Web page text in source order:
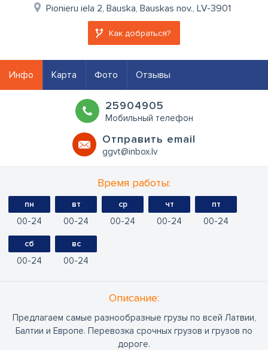
Pionieru iela 2, Bauska, Bauskas nov., LV-3901
Как добраться?
Инфо Карта Фото Отзывы
25904905
Мобильный телефон
Oтправить email
ggvt@inbox.lv
Время работы:
пн
00 24
вт
00 24
ср
00 24
чт
00 24
пт
00 24
сб
00 24
вс
00 24
Oписание:
Предлагаем самые разнообразные грузы по всей Латвии,
Балтии и Европе. Перевозка срочных грузов и грузов по
дороге.